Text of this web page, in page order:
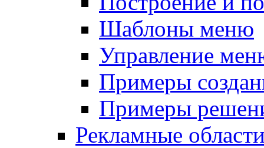
Шаблоны меню
Управление
Примеры
Примеры
Рекламные